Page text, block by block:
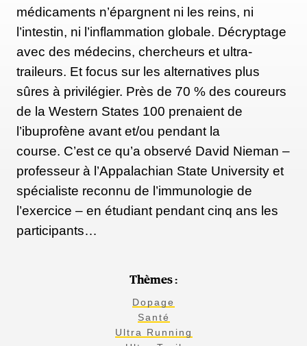
médicaments n’épargnent ni les reins, ni
l’intestin, ni l’inflammation globale. Décryptage
avec des médecins, chercheurs et ultra-
traileurs. Et focus sur les alternatives plus
sûres à privilégier. Près de 70 % des coureurs
de la Western States 100 prenaient de
l’ibuprofène avant et/ou pendant la
course. C’est ce qu’a observé David Nieman –
professeur à l’Appalachian State University et
spécialiste reconnu de l’immunologie de
l’exercice – en étudiant pendant cinq ans les
participants…
Thèmes :
Dopage
Santé
Ultra Running